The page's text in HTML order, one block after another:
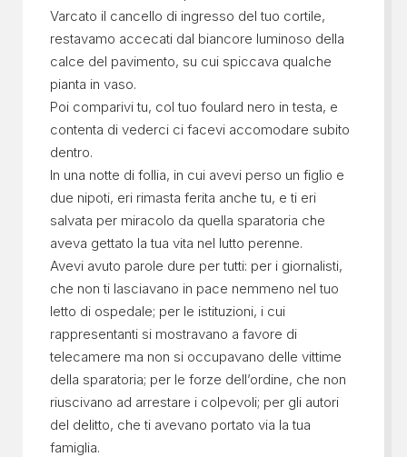
Varcato il cancello di ingresso del tuo cortile,
restavamo accecati dal biancore luminoso della
calce del pavimento, su cui spiccava qualche
pianta in vaso.
Poi comparivi tu, col tuo foulard nero in testa, e
contenta di vederci ci facevi accomodare subito
dentro.
In una notte di follia, in cui avevi perso un figlio e
due nipoti, eri rimasta ferita anche tu, e ti eri
salvata per miracolo da quella sparatoria che
aveva gettato la tua vita nel lutto perenne.
Avevi avuto parole dure per tutti: per i giornalisti,
che non ti lasciavano in pace nemmeno nel tuo
letto di ospedale; per le istituzioni, i cui
rappresentanti si mostravano a favore di
telecamere ma non si occupavano delle vittime
della sparatoria; per le forze dell’ordine, che non
riuscivano ad arrestare i colpevoli; per gli autori
del delitto, che ti avevano portato via la tua
famiglia.